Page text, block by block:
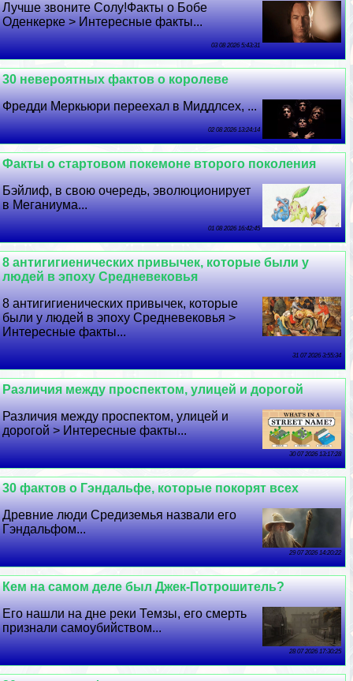
Лучше звоните Солу!Факты о Бобе
Оденкерке > Интересные факты...
03 08 2026 5:43:31
30 невероятных фактов о королеве
Фредди Меркьюри переехал в Миддлсех, ...
02 08 2026 13:24:14
Факты о стартовом покемоне второго поколения
Бэйлиф, в свою очередь, эволюционирует
в Меганиума...
01 08 2026 16:42:45
8 антигигиенических привычек, которые были у
людей в эпоху Средневековья
8 антигигиенических привычек, которые
были у людей в эпоху Средневековья >
Интересные факты...
31 07 2026 3:55:34
Различия между проспектом, улицей и дорогой
Различия между проспектом, улицей и
дорогой > Интересные факты...
30 07 2026 13:17:28
30 фактов о Гэндальфе, которые покорят всех
Древние люди Средиземья назвали его
Гэндальфом...
29 07 2026 14:20:22
Кем на самом деле был Джек-Потрошитель?
Его нашли на дне реки Темзы, его cмepть
признали самоубийством...
28 07 2026 17:30:25